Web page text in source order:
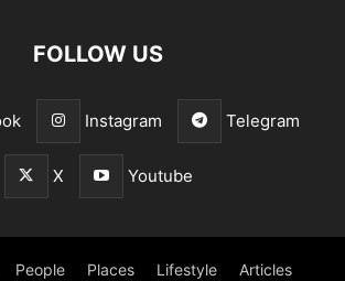
FOLLOW US
Instagram Telegram
X Youtube
People Places Lifestyle Articles